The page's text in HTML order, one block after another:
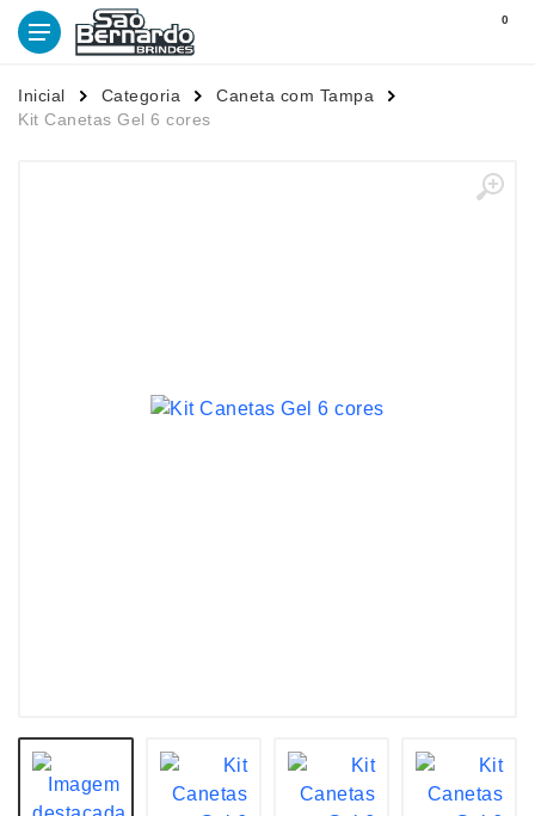
0
Inicial Categoria
Caneta com Tampa
Kit Canetas Gel 6 cores